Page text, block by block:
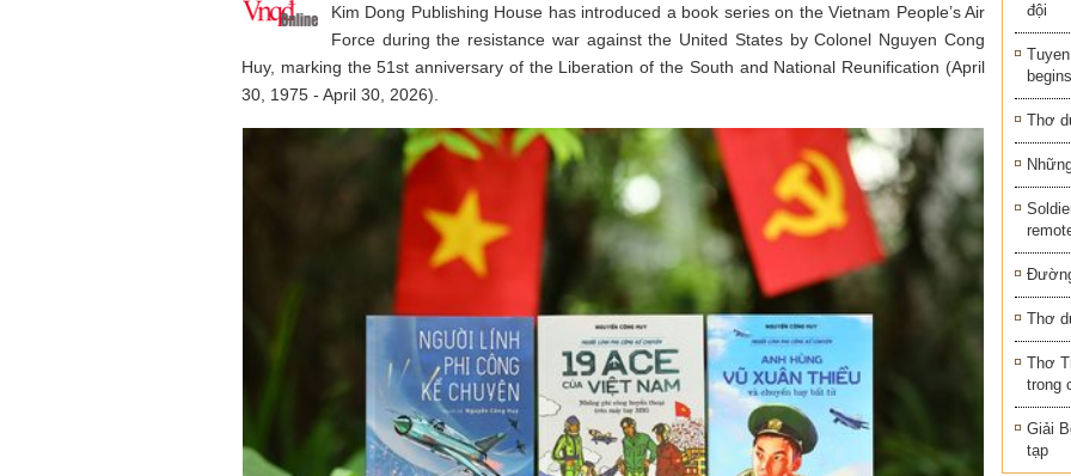
Kim Dong Publishing House has introduced a book series on the Vietnam People’s Air
Force during the resistance war against the United States by Colonel Nguyen Cong
Huy, marking the 51st anniversary of the Liberation of the South and National Reunification (April
30, 1975 - April 30, 2026).
đội
Thơ
Thơ
Thơ
trong
Giải
tạp